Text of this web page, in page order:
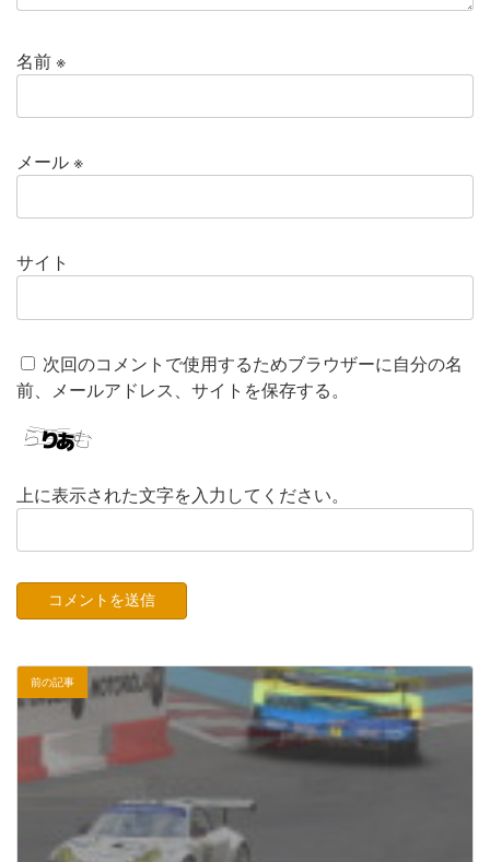
名前※
メール※
サイト
次回のコメントで使用するためブラウザーに自分の名
前、メールアドレス、サイトを保存する。
上に表示された文字を入力してください。
前の記事